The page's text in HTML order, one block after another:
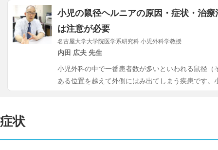
小児の鼠径ヘルニアの原因・症状・治
は注意が必要
名古屋大学大学院医学系研究科 小児外科学教授
内田 広夫 先生
小児外科の中で一番患者数が多いといわれる鼠径
ある位置を越えて外側にはみ出てしまう疾患です。
症状